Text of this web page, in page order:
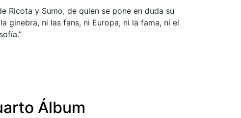
Ricota y Sumo, de quien se pone en duda su
ginebra, ni las fans, ni Europa, ni la fama, ni el
Álbum